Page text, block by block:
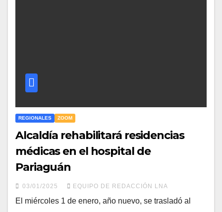
REGIONALES ZOOM
Alcaldía rehabilitará residencias
médicas en el hospital de
Pariaguán
03/01/2025 EQUIPO DE REDACCIÓN LNA
El miércoles 1 de enero, año nuevo, se trasladó al